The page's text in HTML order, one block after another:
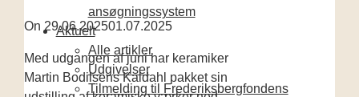
ansøgningssystem
Aktuelt
Alle artikler
Udgivelser
Tilmelding til Frederiksbergfondens
On 29.06.202501.07.2025
Med udgangen af juni har keramiker
Martin Bodilsens Kaldahl pakket sin